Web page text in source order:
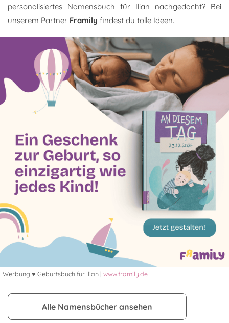
personalisiertes Namensbuch für Ilian nachgedacht? Bei
unserem Partner Framily findest du tolle Ideen.
Werbung ♥ Geburtsbuch für Ilian | www.framily.de
Alle Namensbücher ansehen